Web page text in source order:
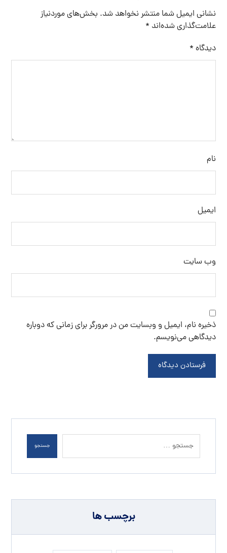
نشانی ایمیل شما منتشر نخواهد شد. بخش‌های موردنیاز
علامت‌گذاری شده‌اند *
دیدگاه *
نام
ایمیل
وب‌ سایت
ذخیره نام، ایمیل و وبسایت من در مرورگر برای زمانی که دوباره
دیدگاهی می‌نویسم.
فرستادن دیدگاه
جستجو
برچسب ها